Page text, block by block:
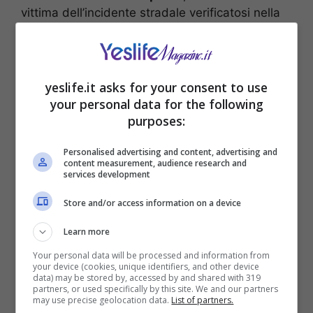
vittima dell’incidente stradale verificatosi nella
provinciale 41nel territorio di Godega
, in provincia di Treviso.
Stando a quanto ricostruito, come scrivono
alcune testate locali e la redazione di
yeslife.it asks for your consent to use
your personal data for the following
purposes:
Personalised advertising and content, advertising and
content measurement, audience research and
services development
Store and/or access information on a device
Learn more
Your personal data will be processed and information from
your device (cookies, unique identifiers, and other device
data) may be stored by, accessed by and shared with 319
partners, or used specifically by this site. We and our partners
may use precise geolocation data. List of partners.